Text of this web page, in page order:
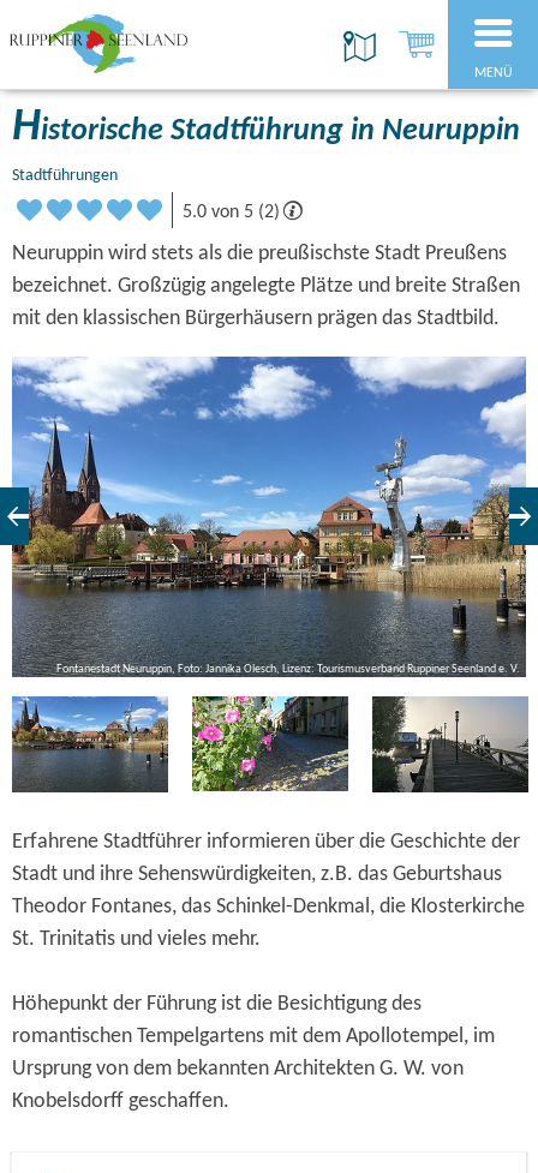
MENÜ
Historische Stadtführung in Neuruppin
Stadtführungen
5.0 von 5 (2)
Neuruppin wird stets als die preußischste Stadt Preußens
bezeichnet. Großzügig angelegte Plätze und breite Straßen
mit den klassischen Bürgerhäusern prägen das Stadtbild.
Fontanestadt Neuruppin, Foto: Jannika Olesch, Lizenz: Tourismusverband Ruppiner Seenland e. V.
Erfahrene Stadtführer informieren über die Geschichte der
Stadt und ihre Sehenswürdigkeiten, z.B. das Geburtshaus
Theodor Fontanes, das Schinkel-Denkmal, die Klosterkirche
St. Trinitatis und vieles mehr.
Höhepunkt der Führung ist die Besichtigung des
romantischen Tempelgartens mit dem Apollotempel, im
Ursprung von dem bekannten Architekten G. W. von
Knobelsdorff geschaffen.